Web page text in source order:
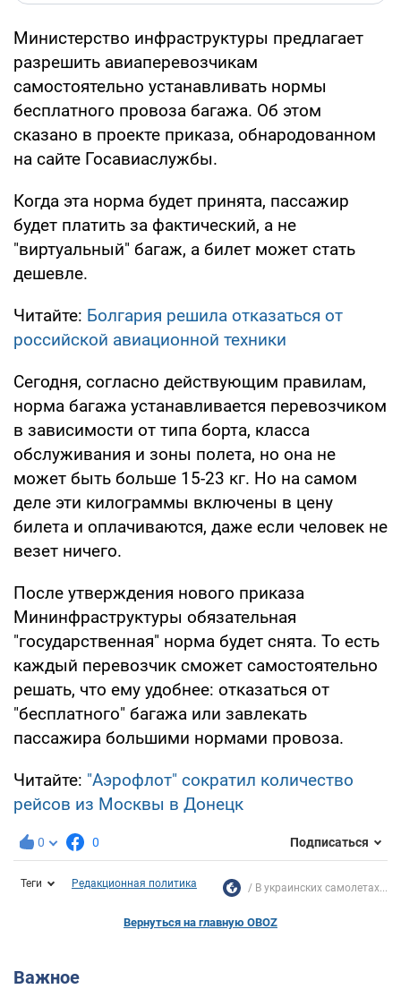
Министерство инфраструктуры предлагает
разрешить авиаперевозчикам
самостоятельно устанавливать нормы
бесплатного провоза багажа. Об этом
сказано в проекте приказа, обнародованном
на сайте Госавиаслужбы.
Когда эта норма будет принята, пассажир
будет платить за фактический, а не
"виртуальный" багаж, а билет может стать
дешевле.
Читайте: Болгария решила отказаться от
российской авиационной техники
Сегодня, согласно действующим правилам,
норма багажа устанавливается перевозчиком
в зависимости от типа борта, класса
обслуживания и зоны полета, но она не
может быть больше 15-23 кг. Но на самом
деле эти килограммы включены в цену
билета и оплачиваются, даже если человек не
везет ничего.
После утверждения нового приказа
Мининфраструктуры обязательная
"государственная" норма будет снята. То есть
каждый перевозчик сможет самостоятельно
решать, что ему удобнее: отказаться от
"бесплатного" багажа или завлекать
пассажира большими нормами провоза.
Читайте: "Аэрофлот" сократил количество
рейсов из Москвы в Донецк
0 0 Подписаться
Теги Редакционная политика В украинских самолетах...
Вернуться на главную OBOZ
Важное